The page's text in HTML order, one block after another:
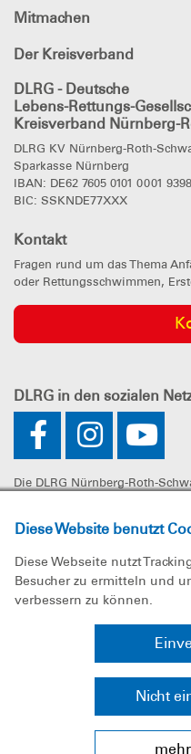
Diese Website benutzt
Diese Webseite nutzt
Besucher zu ermitteln und
verbessern zu können.
Nicht
Mitmachen
Der Kreisverband
DLRG - Deutsche
Lebens-Rettungs-
Kreisverband Nürnberg-
DLRG KV Nürnberg-Roth-
Sparkasse Nürnberg
IBAN: DE62 7605 0101 0001
BIC: SSKNDE77XXX
Kontakt
Fragen rund um das Thema
oder Rettungsschwimmen,
DLRG in den sozialen
Die DLRG Nürnberg-Roth-
gemacht werden.